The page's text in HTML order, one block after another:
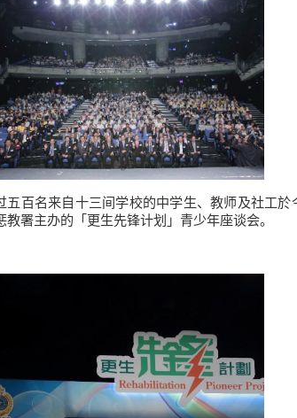
五百名来自十三间学校的中学生、教师及社工
教署主办的「更生先锋计划」青少年座谈会。